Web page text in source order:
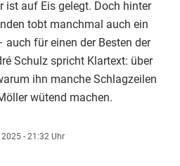
ist auf Eis gelegt. Doch hinter
tobt manchmal auch ein
für einen der Besten der
Schulz spricht Klartext: über
ihn manche Schlagzeilen
wütend machen.
- 21:32 Uhr